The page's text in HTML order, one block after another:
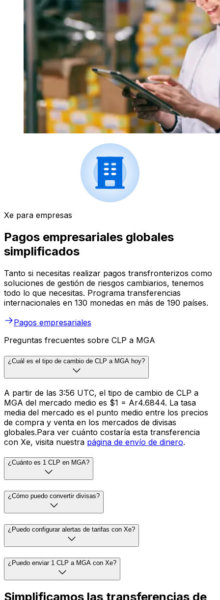
Xe para empresas
Pagos empresariales globales
simplificados
Tanto si necesitas realizar pagos transfronterizos como
soluciones de gestión de riesgos cambiarios, tenemos
todo lo que necesitas. Programa transferencias
internacionales en 130 monedas en más de 190 países.
Pagos empresariales
Preguntas frecuentes sobre CLP a MGA
¿Cuál es el tipo de cambio de CLP a MGA hoy?
A partir de las 3:56 UTC, el tipo de cambio de CLP a
MGA del mercado medio es $1 = Ar4.6844. La tasa
media del mercado es el punto medio entre los precios
de compra y venta en los mercados de divisas
globales.Para ver cuánto costaría esta transferencia
con Xe, visita nuestra página de envío de dinero.
¿Cuánto es 1 CLP en MGA?
¿Cómo puedo convertir divisas?
¿Puedo configurar alertas de tarifas con Xe?
¿Puedo enviar 1 CLP a MGA con Xe?
Simplificamos las transferencias de